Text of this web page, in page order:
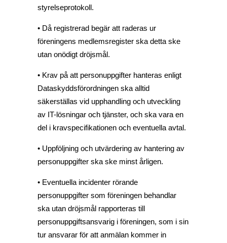
styrelseprotokoll.
• Då registrerad begär att raderas ur
föreningens medlemsregister ska detta ske
utan onödigt dröjsmål.
• Krav på att personuppgifter hanteras enligt
Dataskyddsförordningen ska alltid
säkerställas vid upphandling och utveckling
av IT-lösningar och tjänster, och ska vara en
del i kravspecifikationen och eventuella avtal.
• Uppföljning och utvärdering av hantering av
personuppgifter ska ske minst årligen.
• Eventuella incidenter rörande
personuppgifter som föreningen behandlar
ska utan dröjsmål rapporteras till
personuppgiftsansvarig i föreningen, som i sin
tur ansvarar för att anmälan kommer in